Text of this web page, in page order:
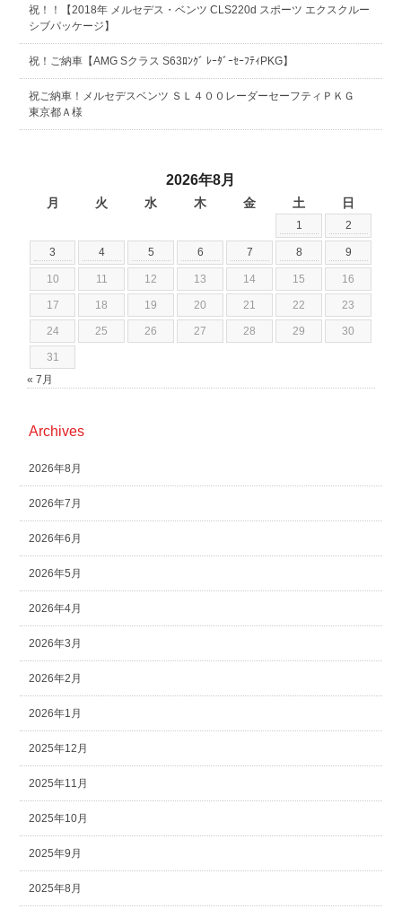
祝！！【2018年 メルセデス・ベンツ CLS220d スポーツ エクスクルー
シブパッケージ】
祝！ご納車【AMG Sクラス S63ﾛﾝｸﾞ ﾚｰﾀﾞｰｾｰﾌﾃｨPKG】
祝ご納車！メルセデスベンツ ＳＬ４００レーダーセーフティＰＫＧ
東京都Ａ様
2026年8月
月 火 水 木 金 土 日
1 2
3 4 5 6 7 8 9
10 11 12 13 14 15 16
17 18 19 20 21 22 23
24 25 26 27 28 29 30
31
« 7月
Archives
2026年8月
2026年7月
2026年6月
2026年5月
2026年4月
2026年3月
2026年2月
2026年1月
2025年12月
2025年11月
2025年10月
2025年9月
2025年8月